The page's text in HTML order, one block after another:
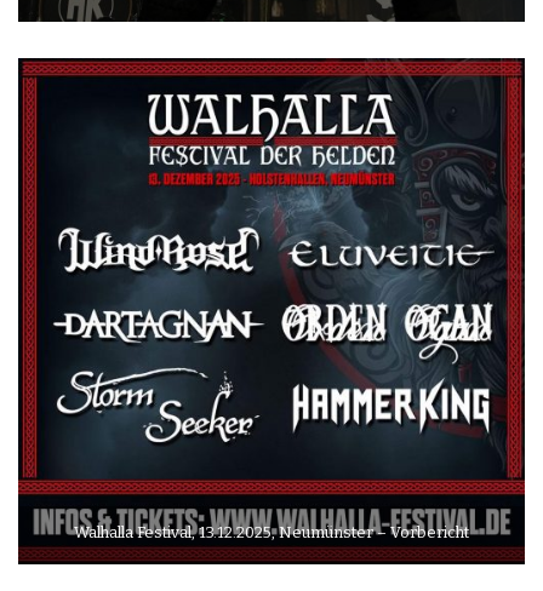
Walhalla Festival, 13.12.2025, Neumünster – Vorbericht